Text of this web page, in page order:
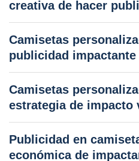
creativa de hacer
Camisetas
publicidad impactante
Camisetas
estrategia de impacto
Publicidad en
económica de